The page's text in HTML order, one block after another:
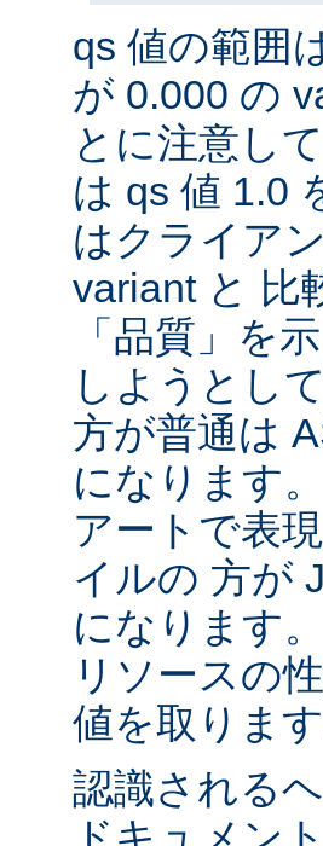
qs 値の範囲
が 0.000 の
とに注意し
は qs 値 1.0
はクライア
variant と 比
「品質」を
しようとし
方が普通は
になります
アートで表
イルの 方が
になります
リソースの
値を取ります
認識される
ドキュメン